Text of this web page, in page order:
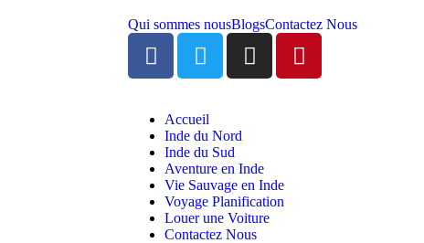
Qui sommes nousBlogsContactez Nous
Accueil
Inde du Nord
Inde du Sud
Aventure en Inde
Vie Sauvage en Inde
Voyage Planification
Louer une Voiture
Contactez Nous